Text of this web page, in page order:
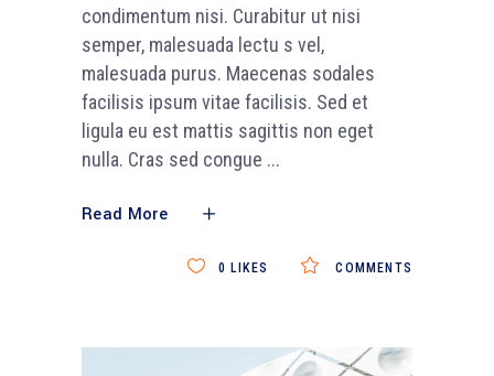
condimentum nisi. Curabitur ut nisi
semper, malesuada lectu s vel,
malesuada purus. Maecenas sodales
facilisis ipsum vitae facilisis. Sed et
ligula eu est mattis sagittis non eget
nulla. Cras sed congue
Read More
COMMENTS
0 LIKES